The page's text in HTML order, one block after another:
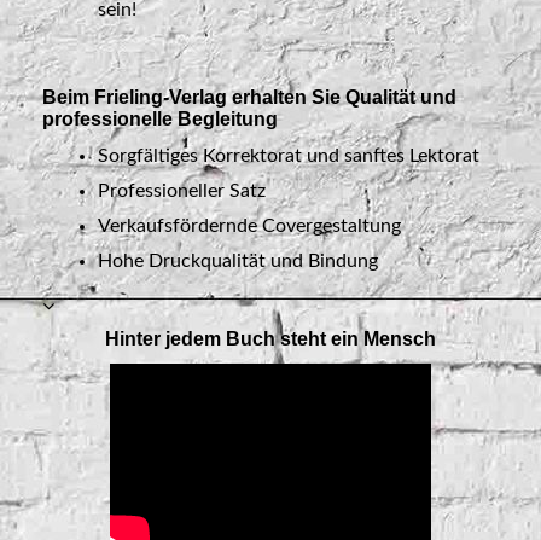
sein!
Beim Frieling-Verlag erhalten Sie Qualität und
professionelle Begleitung
Sorgfältiges Korrektorat und sanftes Lektorat
Professioneller Satz
Verkaufsfördernde Covergestaltung
Hohe Druckqualität und Bindung
Hinter jedem Buch steht ein Mensch